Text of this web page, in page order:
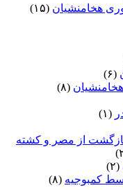
هخامنشیان (۱۵)
(۶)
(۸)
(۱)
بازگشت از مصر و کشته
(۲)
کمبوجیه (۸)